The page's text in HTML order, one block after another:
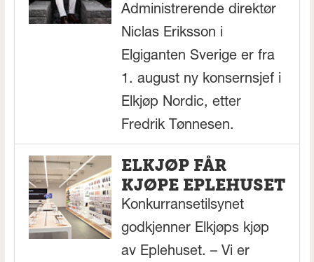
Administrerende direktør
Niclas Eriksson i
Elgiganten Sverige er fra
1. august ny konsernsjef i
Elkjøp Nordic, etter
Fredrik Tønnesen.
ELKJØP FÅR
KJØPE EPLEHUSET
Konkurransetilsynet
godkjenner Elkjøps kjøp
av Eplehuset. – Vi er